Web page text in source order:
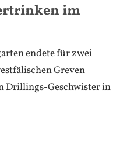
im
endete für zwei
Greven
Drillings-Geschwister in